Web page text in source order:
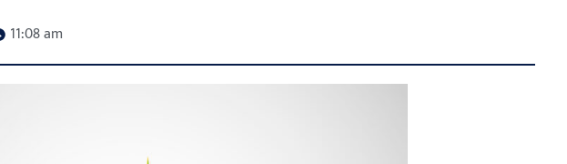
11:08 am